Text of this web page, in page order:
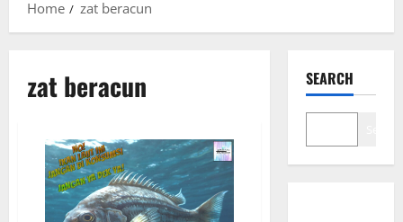
Home
zat beracun
zat beracun SEARCH